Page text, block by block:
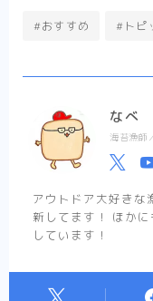
#おすすめ #トピ
なべ
海苔漁師
アウトドア大好きな
新してます！ ほか
しています！